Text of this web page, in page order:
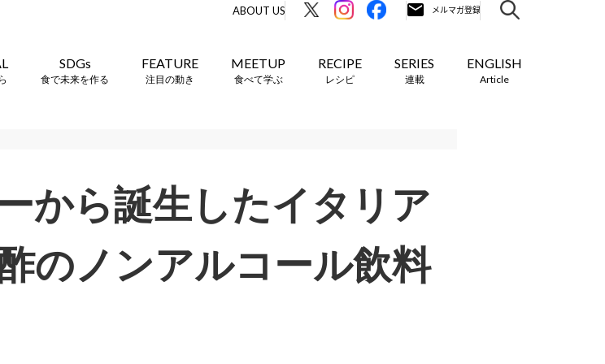
ABOUT US
SDGs
食で未来を作る
FEATURE
注目の動き
MEETUP
食べて学ぶ
RECIPE
レシピ
SERIES
連載
ENGLISH
Article
から誕生したイタリア
のノンアルコール飲料